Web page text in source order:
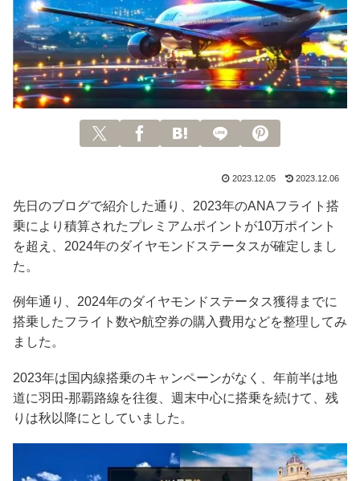
2023.12.05 2023.12.06
先日のブログで紹介した通り、2023年のANAフライト搭
乗により積算されたプレミアムポイントが10万ポイント
を超え、2024年のダイヤモンドステータスが確定しまし
た。
例年通り、2024年のダイヤモンドステータス獲得までに
搭乗したフライト数や航空券の購入費用などを整理してみ
ました。
2023年は国内線搭乗のキャンペーンがなく、年前半は地
道に羽田-那覇路線を往復、週末中心に搭乗を続けて、残
りは秋以降にとしていました。